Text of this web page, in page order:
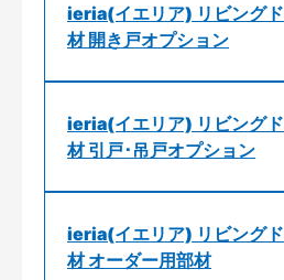
ieria(イエリア) リビング
材 開き戸オプション
ieria(イエリア) リビング
材 引戸･吊戸オプション
ieria(イエリア) リビング
材 オーダー用部材